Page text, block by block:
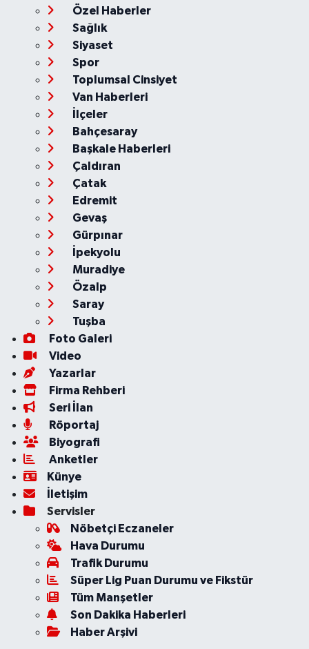
Özel Haberler
Sağlık
Siyaset
Spor
Toplumsal Cinsiyet
Van Haberleri
İlçeler
Bahçesaray
Başkale Haberleri
Çaldıran
Çatak
Edremit
Gevaş
Gürpınar
İpekyolu
Muradiye
Özalp
Saray
Tuşba
Foto Galeri
Video
Yazarlar
Firma Rehberi
Seri İlan
Röportaj
Biyografi
Anketler
Künye
İletişim
Servisler
Nöbetçi Eczaneler
Hava Durumu
Trafik Durumu
Süper Lig Puan Durumu ve Fikstür
Tüm Manşetler
Son Dakika Haberleri
Haber Arşivi